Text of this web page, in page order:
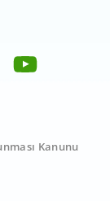
Kanunu